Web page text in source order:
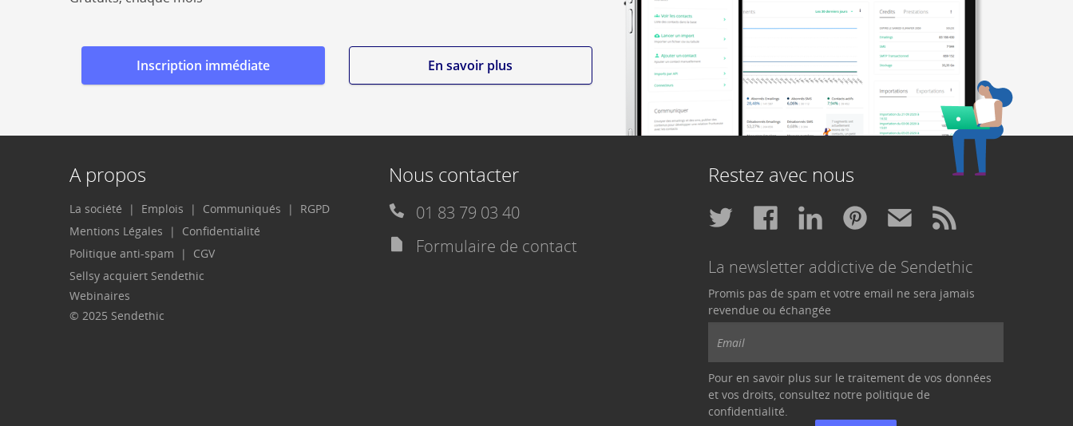
Inscription immédiate En savoir plus
A propos
La société Emplois Communiqués
RGPD
Mentions Légales
Confidentialité
Politique anti-spam
CGV
Sellsy acquiert Sendethic
Webinaires
© 2025 Sendethic
Nous contacter
01 83 79 03 40
Formulaire de contact
Restez avec nous
La newsletter addictive de Sendethic
Promis pas de spam et votre email ne sera jamais
revendue ou échangée
Pour en savoir plus sur le traitement de vos données
et vos droits, consultez notre politique de
confidentialité.